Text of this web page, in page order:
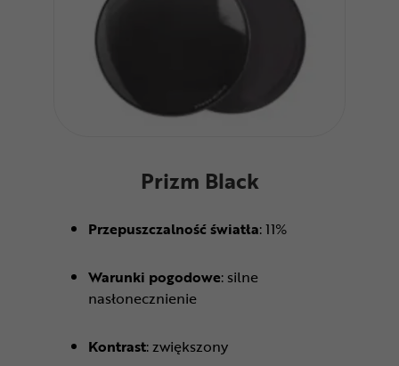
Prizm Black
Przepuszczalność światła: 11%
Warunki pogodowe: silne
nasłonecznienie
Kontrast: zwiększony